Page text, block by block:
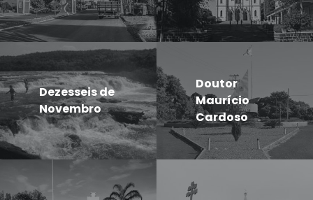
Dezesseis de
Novembro
Doutor
Maurício
Cardoso